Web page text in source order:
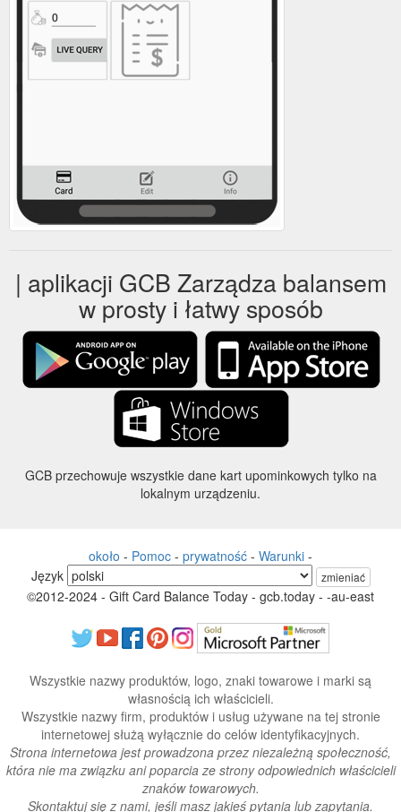
| aplikacji GCB Zarządza balansem
w prosty i łatwy sposób
GCB przechowuje wszystkie dane kart upominkowych tylko na
lokalnym urządzeniu.
około - Pomoc - prywatność - Warunki -
Język
zmieniać
©2012-2024 - Gift Card Balance Today - gcb.today - -au-east
Wszystkie nazwy produktów, logo, znaki towarowe i marki są
własnością ich właścicieli.
Wszystkie nazwy firm, produktów i usług używane na tej stronie
internetowej służą wyłącznie do celów identyfikacyjnych.
Strona internetowa jest prowadzona przez niezależną społeczność,
która nie ma związku ani poparcia ze strony odpowiednich właścicieli
znaków towarowych.
Skontaktuj się z nami, jeśli masz jakieś pytania lub zapytania.